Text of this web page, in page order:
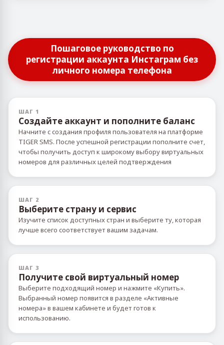
Пошаговое руководство по
регистрации аккаунта Инстаграм без
личного номера телефона
ШАГ 1
Создайте аккаунт и пополните баланс
Начните с создания профиля пользователя на платформе
TIGER SMS. После успешной регистрации пополните счет,
чтобы получить доступ к широкому выбору виртуальных
номеров для различных целей подтверждения
ШАГ 2
Выберите страну и сервис
Изучите список доступных стран и выберите ту, которая
лучше всего соответствует вашим задачам.
ШАГ 3
Получите свой виртуальный номер
Выберите подходящий номер и нажмите «Купить».
Выбранный номер появится в разделе «Активные
номера» в вашем кабинете и будет готов к
использованию.